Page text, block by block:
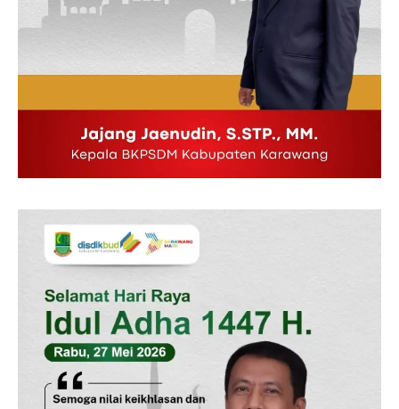
News Week
Magazine PRO
SUBSCRIBE NOW